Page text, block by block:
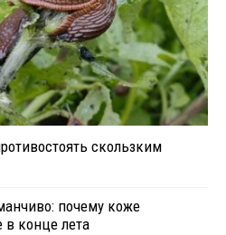
скользким
почему коже
в конце лета